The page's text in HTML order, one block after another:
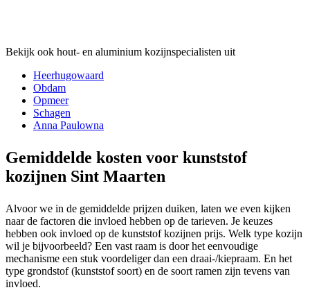
Bekijk ook hout- en aluminium kozijnspecialisten uit
Heerhugowaard
Obdam
Opmeer
Schagen
Anna Paulowna
Gemiddelde kosten voor kunststof
kozijnen Sint Maarten
Alvoor we in de gemiddelde prijzen duiken, laten we even kijken
naar de factoren die invloed hebben op de tarieven. Je keuzes
hebben ook invloed op de kunststof kozijnen prijs. Welk type kozijn
wil je bijvoorbeeld? Een vast raam is door het eenvoudige
mechanisme een stuk voordeliger dan een draai-/kiepraam. En het
type grondstof (kunststof soort) en de soort ramen zijn tevens van
invloed.